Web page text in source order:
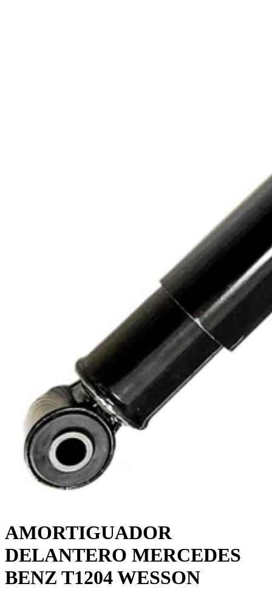
AMORTIGUADOR
DELANTERO MERCEDES
BENZ T1204 WESSON